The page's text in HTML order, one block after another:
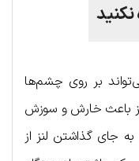
بر روی چشم‌ها
لنز باعث خارش و سوزش
جای گذاشتن لنز از